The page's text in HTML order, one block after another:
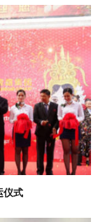
仪式